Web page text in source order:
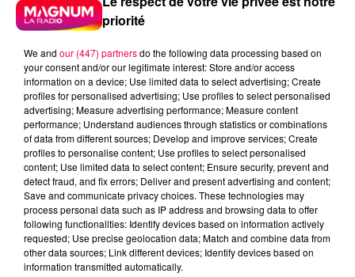
Flash infos
Crédit :Flash infos
priorité
We and our (447) partnersdo the following data processing based on
your consent and/or our legitimate interest: Store and/or access
information on a device; Use limited data to select advertising; Create
profiles for personalised advertising; Use profiles to select personalised
advertising; Measure advertising performance; Measure content
performance; Understand audiences through statistics or combinations
of data from different sources; Develop and improve services; Create
profiles to personalise content; Use profiles to select personalised
content; Use limited data to select content; Ensure security, prevent and
detect fraud, and fix errors; Deliver and present advertising and content;
Save and communicate privacy choices. These technologies may
process personal data such as IP address and browsing data to offer
following functionalities: Identify devices based on information actively
requested; Use precise geolocation data; Match and combine data from
other data sources; Link different devices; Identify devices based on
information transmitted automatically.